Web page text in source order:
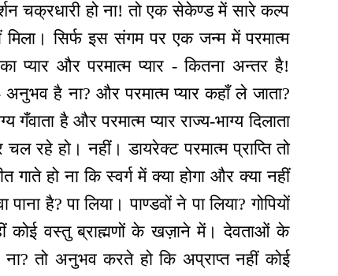
चक्रधारी हो ना! तो एक सेकेण्ड में सारे कल्प
मिला। सिर्फ इस संगम पर एक जन्म में परमात्म
प्यार और परमात्म प्यार - कितना अन्तर है!
अनुभव है ना? और परमात्म प्यार कहाँ ले जाता?
है और परमात्म प्यार राज्य-भाग्य दिलाता
रहे हो। नहीं। डायरेक्ट परमात्म प्राप्ति तो
हो ना कि स्वर्ग में क्या होगा और क्या नहीं
है? पा लिया। पाण्डवों ने पा लिया? गोपियों
कोई वस्तु ब्राह्मणों के खज़ाने में। देवताओं के
तो अनुभव करते हो कि अप्राप्त नहीं कोई